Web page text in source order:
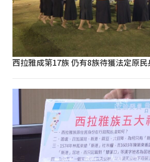
西拉雅成第17族 仍有8族待獲法定原民